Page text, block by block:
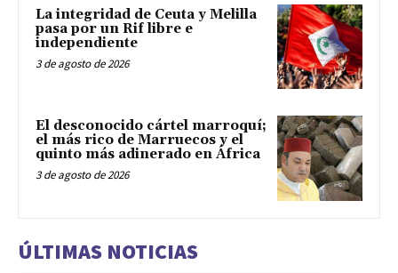
La integridad de Ceuta y Melilla
pasa por un Rif libre e
independiente
3 de agosto de 2026
El desconocido cártel marroquí;
el más rico de Marruecos y el
quinto más adinerado en África
3 de agosto de 2026
ÚLTIMAS NOTICIAS